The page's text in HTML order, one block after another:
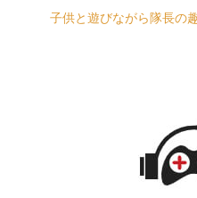
子供と遊びながら隊長の